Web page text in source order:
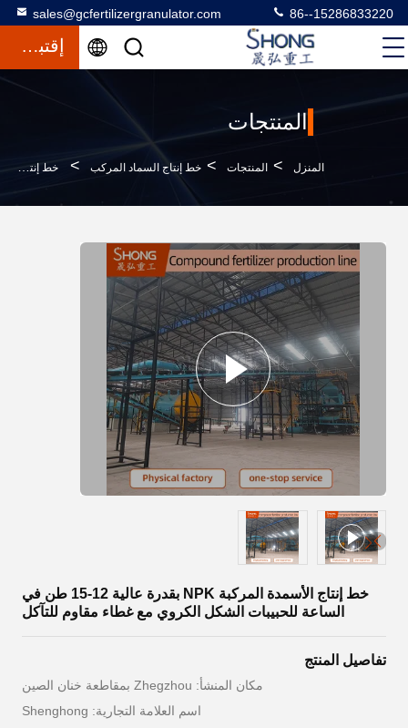
sales@gcfertilizergranulator.com 86--15286833220
إقتباس
المنتجات
المنزل > المنتجات > خط إنتاج السماد المركب > خط إنتاج الأسمدة المركبة NPK بقدرة عالية 12-15 طن في الساعة للحبيبات الشكل الكروي مع غطاء مقاوم للتآكل
خط إنتاج الأسمدة المركبة NPK بقدرة عالية 12-15 طن في
الساعة للحبيبات الشكل الكروي مع غطاء مقاوم للتآكل
تفاصيل المنتج
مكان المنشأ: Zhegzhou بمقاطعة خنان الصين
اسم العلامة التجارية: Shenghong